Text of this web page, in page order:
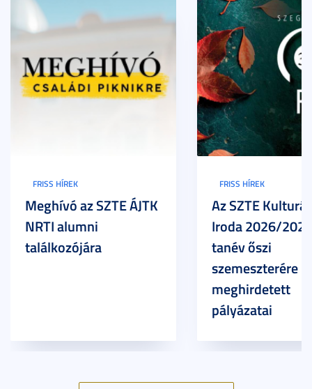
FRISS HÍREK
Meghívó az SZTE ÁJTK
NRTI alumni
találkozójára
FRISS HÍREK
Az SZTE
Iroda 2026/
tanév őszi
szemeszterére
meghirdetett
pályázatai